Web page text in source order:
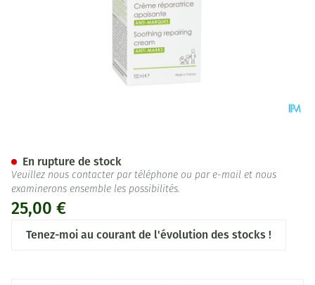
25,00 €
Tenez-moi au courant de l'évolution des stocks !
En rupture de stock
Veuillez nous contacter par téléphone ou par e-mail et nous
examinerons ensemble les possibilités.